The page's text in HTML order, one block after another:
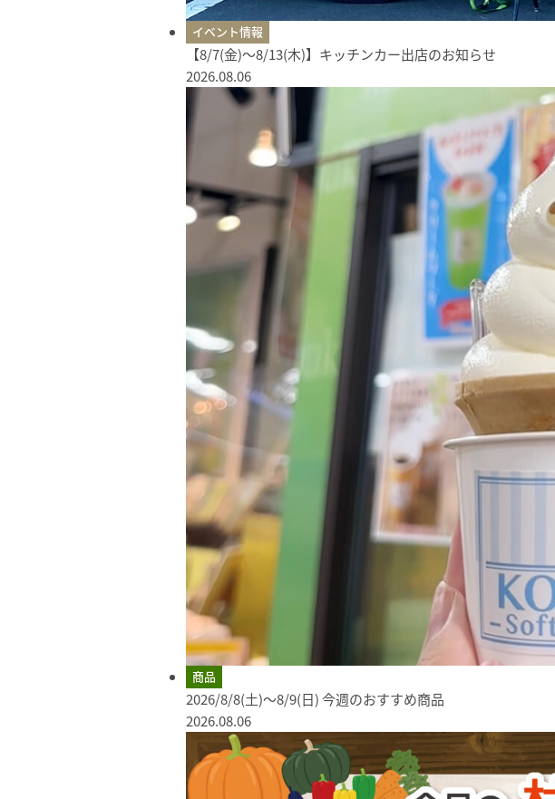
イベント情報
【8/7(金)〜8/13(木)】キッチンカー出店のお知らせ
2026.08.06
商品
2026/8/8(土)～8/9(日) 今週のおすすめ商品
2026.08.06